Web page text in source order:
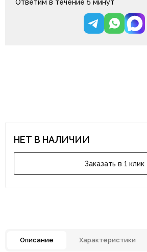
НЕТ В НАЛИЧИИ
Заказать в 1 клик
Ответим в течение 5 минут
Описание Характеристики